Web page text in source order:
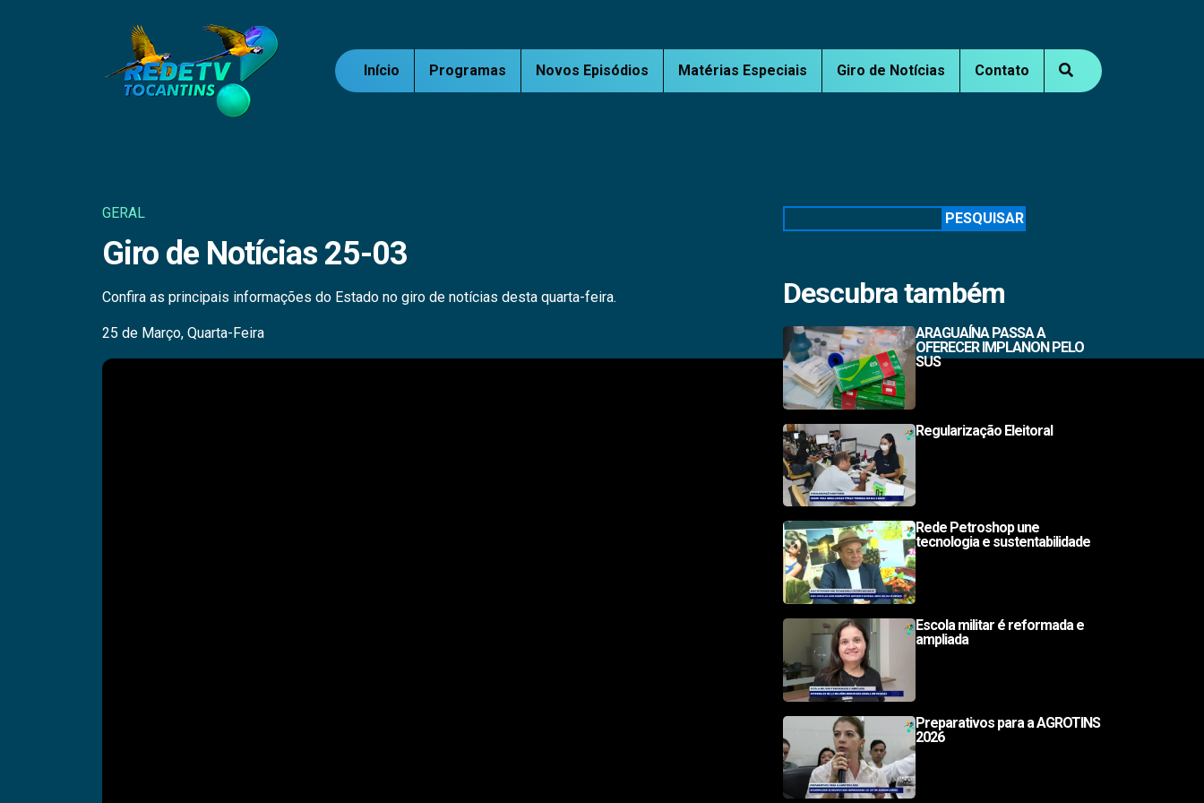
Início Programas Novos Episódios Matérias Especiais Giro de Notícias Contato
GERAL
Giro de Notícias 25-03
Confira as principais informações do Estado no giro de notícias desta quarta-feira.
25 de Março, Quarta-Feira
PESQUISAR
Descubra também
ARAGUAÍNA PASSA A
OFERECER IMPLANON PELO
SUS
Regularização Eleitoral
Rede Petroshop une
tecnologia e sustentabilidade
Escola militar é reformada e
ampliada
Preparativos para a AGROTINS
2026